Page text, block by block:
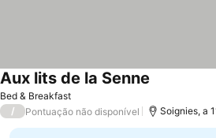
Bed & Breakfast
Aux lits de la Senne
/ Pontuação não disponível Soignies, a